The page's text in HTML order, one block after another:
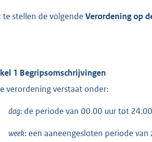
te stellen de volgende Verordening op
1 Begripsomschrijvingen
verordening verstaat onder:
dag: de periode van 00.00 uur tot
week: een aaneengesloten periode van